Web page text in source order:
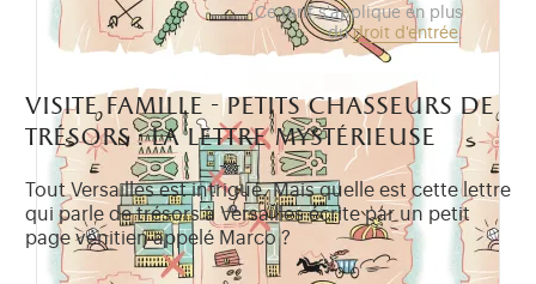
Ce tarif s'applique en plus
dudroit d'entrée.
visite famille - petits chasseurs de
trésors : la lettre mystérieuse
Tout Versailles est intrigué. Mais quelle est cette lettre
qui parle de trésors à Versailles écrite par un petit
page vénitien appelé Marco ?